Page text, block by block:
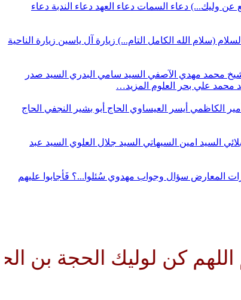
عن وليك...) دعاء السمات دعاء العهد دعاء الندبة دعاء
(سلام الله الكامل التام...) زيارة آل ياسين زيارة الناحية
محمد مهدي الآصفي السيد سامي البدري السيد صدر
محمد علي بحر العلوم المزيد…
أمير الكاظمي أيسر العيساوي الحاج أبو بشير النجفي الحاج
السيد امين السيهاتي السيد جلال العلوي السيد عبد
المعارض سؤال وجواب مهدوي سُئلوا...؟ فَأجابوا عليهم
كن لوليك الحجة بن الحسن